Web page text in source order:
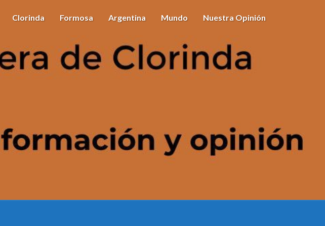
Clorinda Formosa Argentina Mundo Nuestra Opinión